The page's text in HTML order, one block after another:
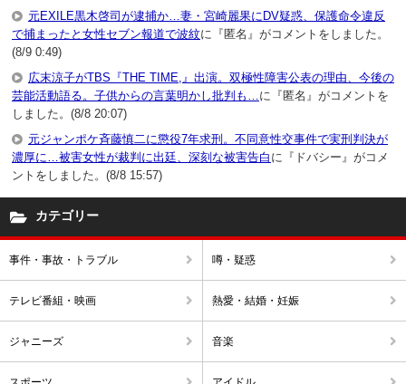
元EXILE黒木啓司が逮捕か…妻・宮崎麗果にDV疑惑、保護命令違反
で捕まったと女性セブン報道で波紋に『匿名』がコメントをしました。
(8/9 0:49)
広末涼子がTBS『THE TIME,』出演。双極性障害公表の理由、今後の
芸能活動語る。子供からの言葉明かし批判も… に『匿名』がコメントを
しました。(8/8 20:07)
元ジャンポケ斉藤慎二に懲役7年求刑。不同意性交事件で実刑判決が
濃厚に…被害女性が裁判に出廷、深刻な被害告白 に『ドバシー』がコメ
ントをしました。(8/8 15:57)
カテゴリー
事件・事故・トラブル 噂・疑惑
テレビ番組・映画 熱愛・結婚・妊娠
ジャニーズ 音楽